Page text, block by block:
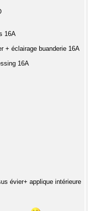
16A
+ éclairage buanderie 16A
16A
évier+ applique intérieure